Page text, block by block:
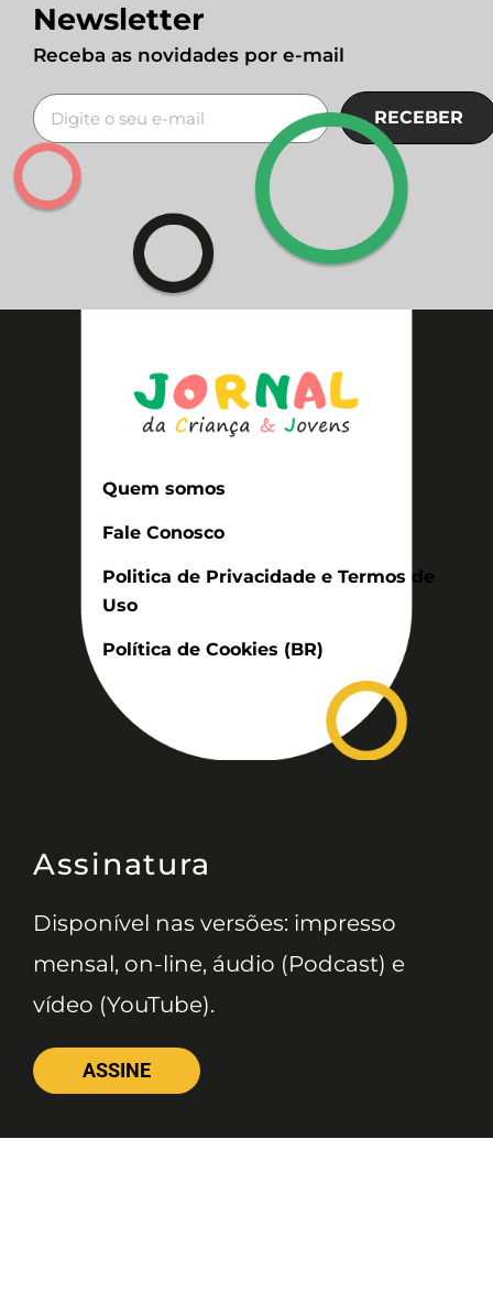
Newsletter
Receba as novidades por e-mail
RECEBER
Quem somos
Fale Conosco
Politica de Privacidade e Termos de
Uso
Política de Cookies (BR)
Assinatura
Disponível nas versões: impresso
mensal, on-line, áudio (Podcast) e
vídeo (YouTube).
ASSINE